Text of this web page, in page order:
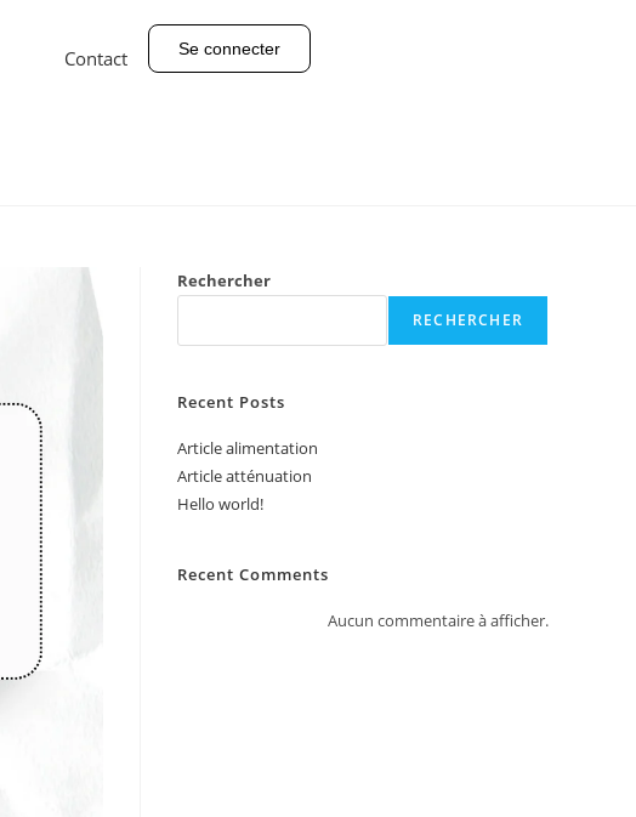
Contact Se connecter
Rechercher
RECHERCHER
Recent Posts
Article alimentation
Article atténuation
Hello world!
Recent Comments
Aucun commentaire à afficher.